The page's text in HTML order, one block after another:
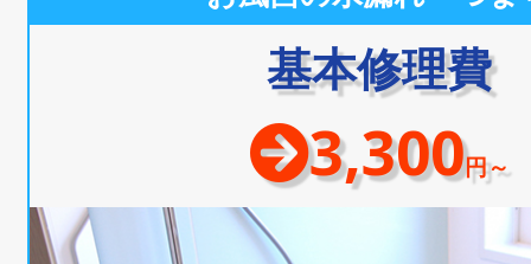
基本修理費
3,300円～